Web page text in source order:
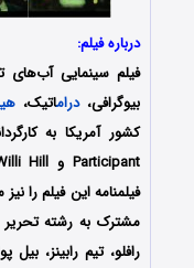
درباره فیلم:
فیلم سینمایی آب‌‌های
بیوگرافی،دراماتیک،
کشور آمریکا به
فیلمنامه این فیلم را
مشترک به رشته تحریر
رافلو، تیم رابینز،